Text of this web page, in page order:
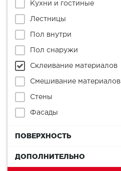
Кухни и гостиные
Лестницы
Пол внутри
Пол снаружи
Склеивание материалов
Смешивание материалов
Стены
Фасады
ПОВЕРХНОСТЬ
ДОПОЛНИТЕЛЬНО